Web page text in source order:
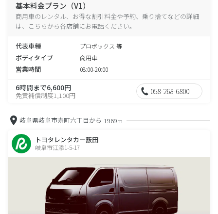
基本料金プラン（V1）
商用車のレンタル、お得な割引料金や予約、乗り捨てなどの詳細
は、こちらから各店舗にお電話ください。
代表車種 プロボックス 等
ボディタイプ 商用車
営業時間 08:00-20:00
6時間まで6,600円
免責補償制度1,100円 058-268-6800
岐阜県岐阜市寿町六丁目から 1969m
トヨタレンタカー薮田
岐阜市江添1-5-17